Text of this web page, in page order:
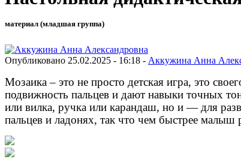
материал (младшая группа)
Опубликовано 25.02.2025 - 16:18 - Аккужина Анна
Мозаика – это не просто детская игра, это
подвижность пальцев и дают навыки точных
или вилка, ручка или карандаш, но и — для
пальцев и ладонях, так что чем быстрее малыш